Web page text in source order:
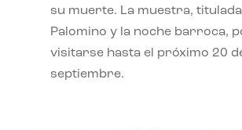
su muerte. La muestra,
Palomino y la noche barroca,
visitarse hasta el próximo 20
septiembre.